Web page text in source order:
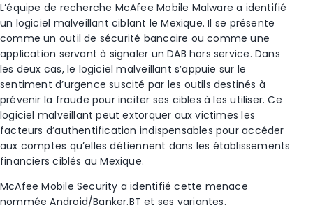
L’équipe de recherche McAfee Mobile Malware a identifié
un logiciel malveillant ciblant le Mexique. Il se présente
comme un outil de sécurité bancaire ou comme une
application servant à signaler un DAB hors service. Dans
les deux cas, le logiciel malveillant s’appuie sur le
sentiment d’urgence suscité par les outils destinés à
prévenir la fraude pour inciter ses cibles à les utiliser. Ce
logiciel malveillant peut extorquer aux victimes les
facteurs d’authentification indispensables pour accéder
aux comptes qu’elles détiennent dans les établissements
financiers ciblés au Mexique.
McAfee Mobile Security a identifié cette menace
nommée Android/Banker.BT et ses variantes.